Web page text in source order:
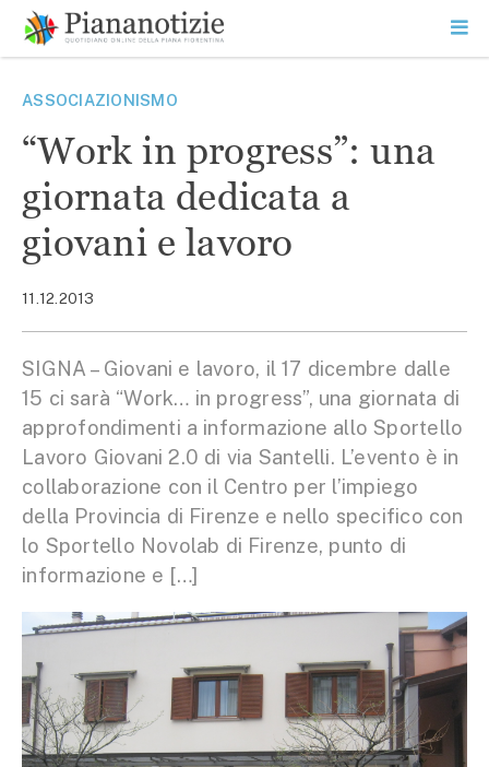
contenuto
SEARCH
ASSOCIAZIONISMO
“Work in progress”: una
giornata dedicata a
giovani e lavoro
11.12.2013
SIGNA – Giovani e lavoro, il 17 dicembre dalle
15 ci sarà “Work… in progress”, una giornata di
approfondimenti a informazione allo Sportello
Lavoro Giovani 2.0 di via Santelli. L’evento è in
collaborazione con il Centro per l’impiego
della Provincia di Firenze e nello specifico con
lo Sportello Novolab di Firenze, punto di
informazione e […]